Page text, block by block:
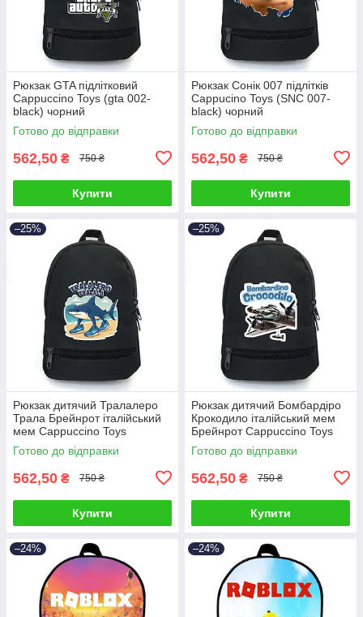
Рюкзак GTA підлітковий
Cappuccino Toys (gta 002-
black) чорний
Готово до відправки
562,50 ₴ 750 ₴
Купити
Рюкзак Сонік 007 підлітків
Cappucino Toys (SNC 007-
black) чорний
Готово до відправки
562,50 ₴ 750 ₴
Купити
–25%
Рюкзак дитячий Тралалеро
Трала Брейнрот італійський
мем Cappuccino Toys
(brainrot mem Traalalero Trala
Готово до відправки
562,50 ₴ 750 ₴
Купити
–25%
Рюкзак дитячий Бомбардіро
Крокодило італійський мем
Брейнрот Cappuccino Toys
(brainrot mem Bombardiro
Готово до відправки
562,50 ₴ 750 ₴
Купити
–24% –24%